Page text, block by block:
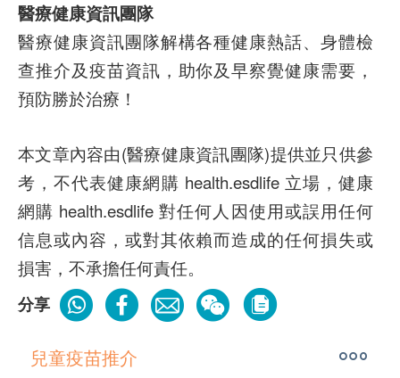
醫療健康資訊團隊
醫療健康資訊團隊解構各種健康熱話、身體檢
查推介及疫苗資訊，助你及早察覺健康需要，
預防勝於治療！
本文章內容由(醫療健康資訊團隊)提供並只供參
考，不代表健康網購 health.esdlife 立場，健康
網購 health.esdlife 對任何人因使用或誤用任何
信息或內容，或對其依賴而造成的任何損失或
損害，不承擔任何責任。
分享
兒童疫苗推介